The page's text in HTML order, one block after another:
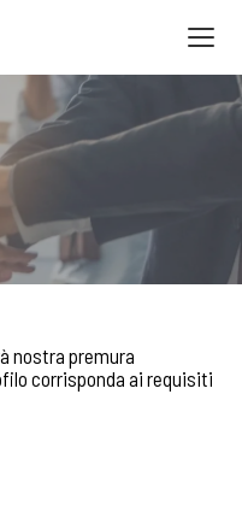
nostra premura
corrisponda ai requisiti